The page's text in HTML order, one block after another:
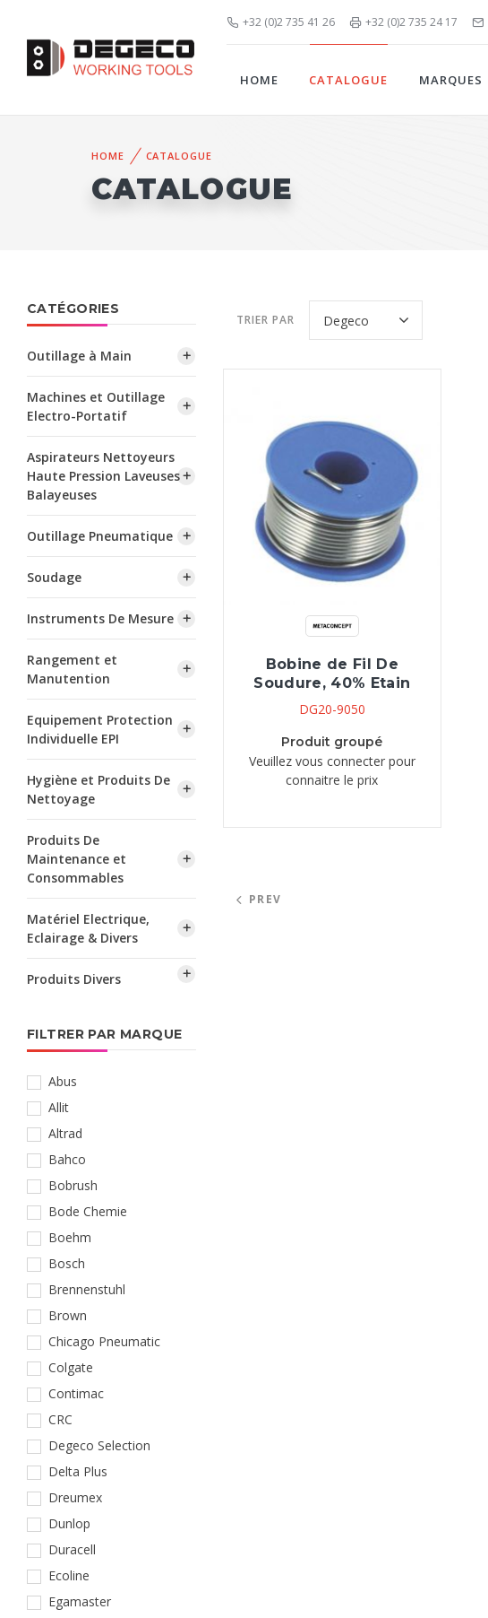
+32 (0)2 735 41 26 +32 (0)2 735 24 17
HOME CATALOGUE MARQUES
HOME CATALOGUE
CATALOGUE
CATÉGORIES
Outillage à Main
Machines et Outillage
Electro-Portatif
Aspirateurs Nettoyeurs
Haute Pression Laveuses
Balayeuses
Outillage Pneumatique
Soudage
Instruments De Mesure
Rangement et
Manutention
Equipement Protection
Individuelle EPI
Hygiène et Produits De
Nettoyage
Produits De
Maintenance et
Consommables
Matériel Electrique,
Eclairage & Divers
Produits Divers
FILTRER PAR MARQUE
Abus
Allit
Altrad
Bahco
Bobrush
Bode Chemie
Boehm
Bosch
Brennenstuhl
Brown
Chicago Pneumatic
Colgate
Contimac
CRC
Degeco Selection
Delta Plus
Dreumex
Dunlop
Duracell
Ecoline
Egamaster
TRIER PAR
Bobine de Fil De
Soudure, 40% Etain
DG20-9050
Produit groupé
Veuillez vous connecter pour
connaitre le prix
PREV